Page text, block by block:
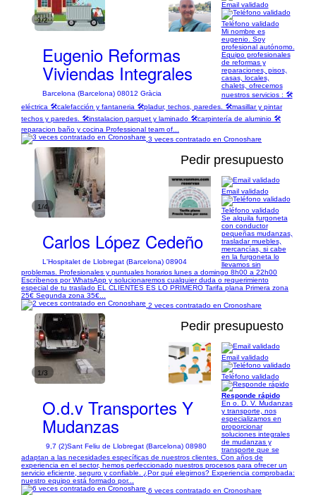
1/2
Eugenio Reformas
Viviendas Integrales
Barcelona (Barcelona) 08012 Gràcia
Email validado
Teléfono validado
Mi nombre es
eugenio. Soy
profesional autónomo.
Equipo profesionales
de reformas y
reparaciones, pisos,
casas, locales,
chalets, ofrecemos
nuestros servicios : 🛠
eléctrica 🛠calefacción y fantaneria 🛠pladur, techos, paredes. 🛠masillar y pintar
techos y paredes. 🛠instalacion parquet y laminado 🛠carpintería de aluminio 🛠
reparacion baño y cocina Professional team of...
3 veces contratado en Cronoshare
1/4
Pedir presupuesto
Carlos López Cedeño
L'Hospitalet de Llobregat (Barcelona) 08904
Email validado
Teléfono validado
Se alquila furgoneta
con conductor
pequeñas mudanzas,
trasladar muebles,
mercancías, si cabe
en la furgoneta lo
llevamos sin
problemas. Profesionales y puntuales horarios lunes a domingo 8h00 a 22h00
Escríbenos por WhatsApp y solucionaremos cualquier duda o requerimiento
especial de tu traslado EL CLIENTES ES LO PRIMERO Tarifa plana Primera zona
25€ Segunda zona 35€...
2 veces contratado en Cronoshare
1/3
Pedir presupuesto
O.d.v Transportes Y
Mudanzas
9,7 (2)Sant Feliu de Llobregat (Barcelona) 08980
Email validado
Teléfono validado
Responde rápido
En o. D. V. Mudanzas
y transporte, nos
especializamos en
proporcionar
soluciones integrales
de mudanzas y
transporte que se
adaptan a las necesidades específicas de nuestros clientes. Con años de
experiencia en el sector, hemos perfeccionado nuestros procesos para ofrecer un
servicio eficiente, seguro y confiable. ¿Por qué elegirnos? Experiencia comprobada:
nuestro equipo está formado por...
6 veces contratado en Cronoshare